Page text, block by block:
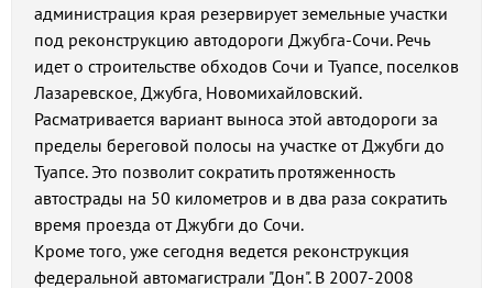
администрация края резервирует земельные участки
под реконструкцию автодороги Джубга-Сочи. Речь
идет о строительстве обходов Сочи и Туапсе, поселков
Лазаревское, Джубга, Новомихайловский.
Расматривается вариант выноса этой автодороги за
пределы береговой полосы на участке от Джубги до
Туапсе. Это позволит сократить протяженность
автострады на 50 километров и в два раза сократить
время проезда от Джубги до Сочи.
Кроме того, уже сегодня ведется реконструкция
федеральной автомагистрали "Дон". В 2007-2008